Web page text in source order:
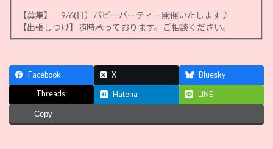
【募集】 9/6(日）パピーパーティー開催いたします♪
【出張しつけ】随時承っております。ご相談ください。
Facebook X Bluesky
Threads Hatena LINE
Copy